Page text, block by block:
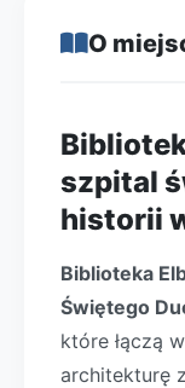
O
szpital
historii
Biblioteka
Świętego
które łączą
architekturę